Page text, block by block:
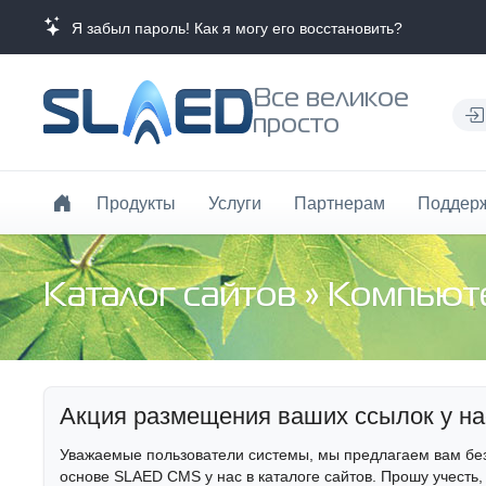
Я забыл пароль! Как я могу его восстановить?
Все великое
просто
Продукты Услуги Партнерам
Каталог сайтов»
Акция размещения ваших ссылок у
Уважаемые пользователи системы, мы предлагаем вам
основе SLAED CMS у нас в каталоге сайтов. Прошу